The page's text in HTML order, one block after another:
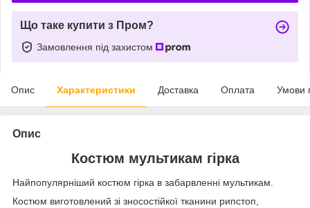
Що таке купити з Пром?
Замовлення під захистом
Опис Характеристики Доставка Оплата Умови
Опис
Костюм мультикам гірка
Найпопулярніший костюм гірка в забарвленні мультикам.
Костюм виготовлений зі зносостійкої тканини рипстоп,